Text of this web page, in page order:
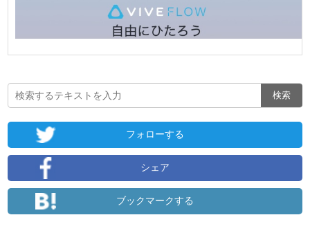
フォローする
シェア
ブックマークする